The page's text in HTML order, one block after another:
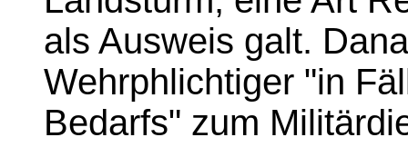
als Ausweis galt.
Wehrphlichtiger "in
Bedarfs" zum